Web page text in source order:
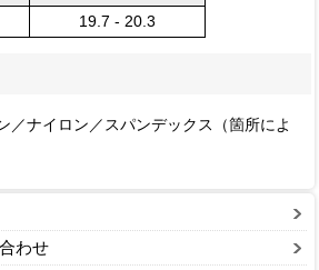
19.7 - 20.3
／ナイロン／スパンデックス（箇所によ
わせ